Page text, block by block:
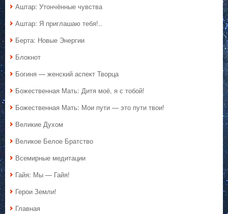
Аштар: Утончённые чувства
Аштар: Я приглашаю тебя!..
Берта: Новые Энергии
Блокнот
Богиня — женский аспект Творца
Божественная Мать: Дитя моё, я с тобой!
Божественная Мать: Мои пути — это пути твои!
Великие Духом
Великое Белое Братство
Всемирные медитации
Гайя: Мы — Гайя!
Герои Земли!
Главная